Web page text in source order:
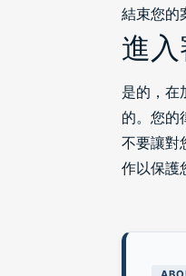
結束您的
進
是的，在
的。您的
不要讓對
作以保護